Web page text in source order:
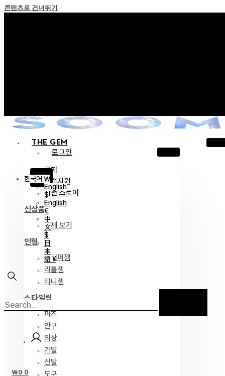
콘텐츠로 건너뛰기
THE GEM
로그인
X
공지
고객지원
이전 스토어
신상품
전체 보기
인형
하이퍼젬
리틀젬
티니젬
스타일링
파츠
안구
의상
가발
신발
도구
한국어 ￦
English
$
English
€
中
文
$
日
本
語 ¥
₩0 0